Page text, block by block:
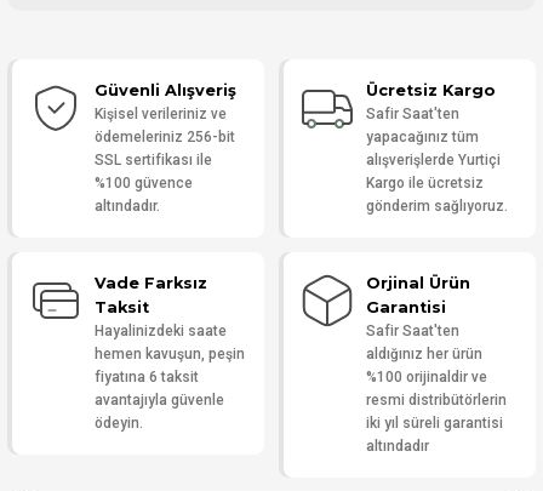
Yorum Yaz
Güvenli Alışveriş
Kişisel verileriniz ve
ödemeleriniz 256-bit
SSL sertifikası ile
%100 güvence
altındadır.
Ücretsiz Kargo
Safir Saat'ten
yapacağınız tüm
alışverişlerde Yurtiçi
Kargo ile ücretsiz
gönderim sağlıyoruz.
Vade Farksız
Taksit
Hayalinizdeki saate
hemen kavuşun, peşin
fiyatına 6 taksit
avantajıyla güvenle
ödeyin.
Orjinal Ürün
Garantisi
Safir Saat'ten
aldığınız her ürün
%100 orijinaldir ve
resmi distribütörlerin
iki yıl süreli garantisi
altındadır